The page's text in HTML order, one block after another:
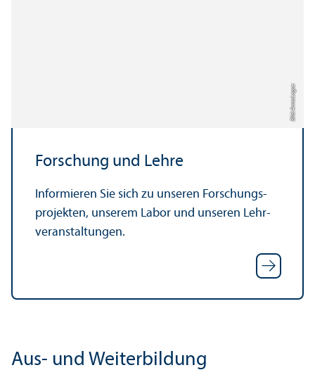
Bild: Anna Logue
Forschung und Lehre
Informieren Sie sich zu unseren Forschungs­
projekten, unserem Labor und unseren Lehr­
veranstaltungen.
Aus- und Weiterbildung